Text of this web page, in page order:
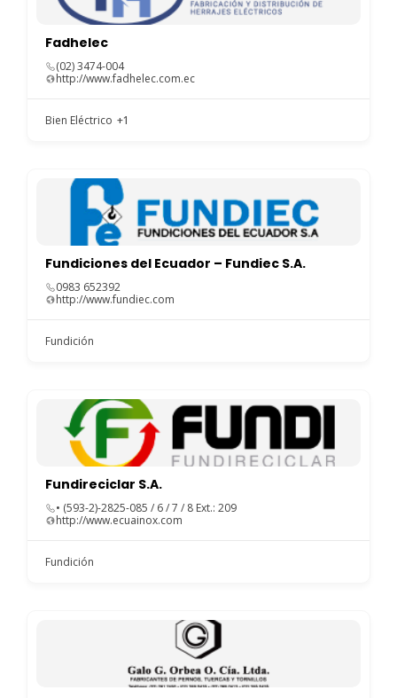
Fadhelec
(02) 3474-004
http://www.fadhelec.com.ec
Bien Eléctrico +1
Fundiciones del Ecuador – Fundiec S.A.
0983 652392
http://www.fundiec.com
Fundición
Fundireciclar S.A.
• (593-2)-2825-085 / 6 / 7 / 8 Ext.: 209
http://www.ecuainox.com
Fundición